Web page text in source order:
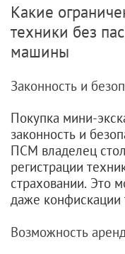
Какие
техники без
машины
Законность и
Покупка мини-
законность и
ПСМ владелец
регистрации
страховании. Это
даже конфискации
Возможность